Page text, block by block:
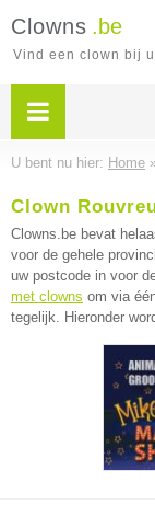
Clowns .be
Vind een clown bij
U bent nu hier: Home
Clown
Clowns.be bevat
voor de gehele
uw postcode in voor
met clowns om via
tegelijk. Hieronder